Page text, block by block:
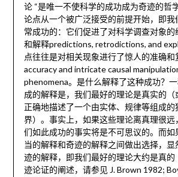
论 “是唯一不使科学的成功成为奇迹的哲
论点从一个被广泛接受的前提开始，即我
常成功的：它们促进了对科学调查对象的
和解释predictions, retrodictions, and
点往往是对相关现象进行了惊人的准确
accuracy and intricate causal
phenomena。是什么解释了这种成功？
成的解释是，我们最好的理论是真实的
正确地描述了一个由实体、规律等组成的
界）。事实上，如果这些理论离真理很远
们如此成功的事实将是不可思议的。而如
当的解释和奇迹的解释之间做出选择，
迹的解释，即我们最好的理论大约是真的
迹论证的阐述，请参见 J. Brown 1982;